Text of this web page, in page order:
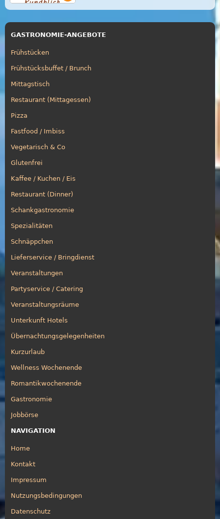
GASTRONOMIE-ANGEBOTE
Frühstücken
Frühstücksbuffet / Brunch
Mittagstisch
Restaurant (Mittagessen)
Pizza
Fastfood / Imbiss
Vegetarisch & Co
Glutenfrei
Kaffee / Kuchen / Eis
Restaurant (Dinner)
Schankgastronomie
Spezialitäten
Schnäppchen
Lieferservice / Bringdienst
Veranstaltungen
Partyservice / Catering
Veranstaltungsräume
Unterkunft Hotels
Übernachtungsgelegenheiten
Kurzurlaub
Wellness Wochenende
Romantikwochenende
Gastronomie
Jobbörse
NAVIGATION
Home
Kontakt
Impressum
Nutzungsbedingungen
Datenschutz